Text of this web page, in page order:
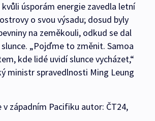
úsporám energie zavedla letní
o svou výsadu; dosud byly
na zeměkouli, odkud se dal
„Pojďme to změnit. Samoa
kde lidé uvidí slunce vycházet,“
ministr spravedlnosti Ming Leung
v západním Pacifiku autor: ČT24,